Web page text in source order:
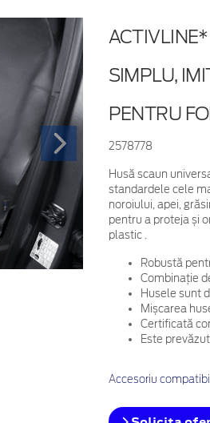
ACTIVLINE*
SIMPLU,
PENTRU
2578778
Husă scaun
standardele cele
noroiului, apei,
pentru a proteja și
plastic.
Robustă
Combinație
Husele sunt
Mișcarea
Certificată
Este
Accesoriu